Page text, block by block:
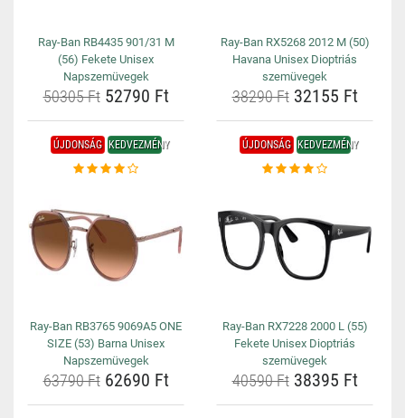
Ray-Ban RB4435 901/31 M
(56) Fekete Unisex
Napszemüvegek
50305 Ft52790 Ft
Ray-Ban RX5268 2012 M (50)
Havana Unisex Dioptriás
szemüvegek
38290 Ft32155 Ft
ÚJDONSÁG KEDVEZMÉNY
Ray-Ban RB3765 9069A5 ONE
SIZE (53) Barna Unisex
Napszemüvegek
63790 Ft62690 Ft
ÚJDONSÁG KEDVEZMÉNY
Ray-Ban RX7228 2000 L (55)
Fekete Unisex Dioptriás
szemüvegek
40590 Ft38395 Ft